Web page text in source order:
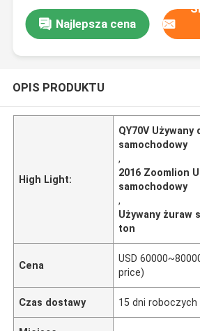
Najlepsza cena
OPIS PRODUKTU
High Light:
QY70V Używany
samochodowy
,
2016 Zoomlion
samochodowy
,
Używany żuraw
ton
Cena
USD
price)
Czas dostawy 15 dni roboczych